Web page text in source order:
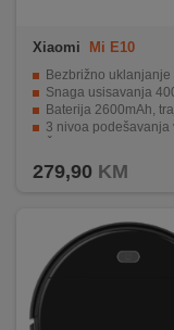
Xiaomi Mi E10
Bezbrižno uklanjanje prašine i
Snaga usisavanja
Baterija 2600mAh, trajanje baterije do
3 nivoa podešavanja vode; 3
279,90 KM